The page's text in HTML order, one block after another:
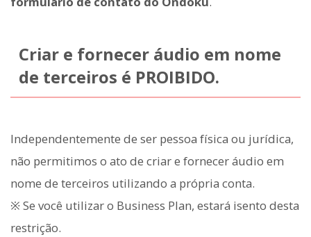
Criar e fornecer áudio em nome
de terceiros é PROIBIDO.
Independentemente de ser pessoa física ou jurídica,
não permitimos o ato de criar e fornecer áudio em
nome de terceiros utilizando a própria conta.
※ Se você utilizar o Business Plan, estará isento desta
restrição.